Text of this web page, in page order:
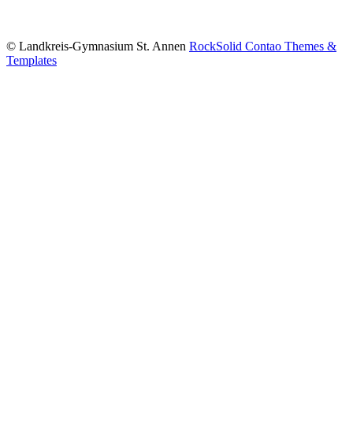
© Landkreis-Gymnasium St. Annen RockSolid Contao Themes &
Templates